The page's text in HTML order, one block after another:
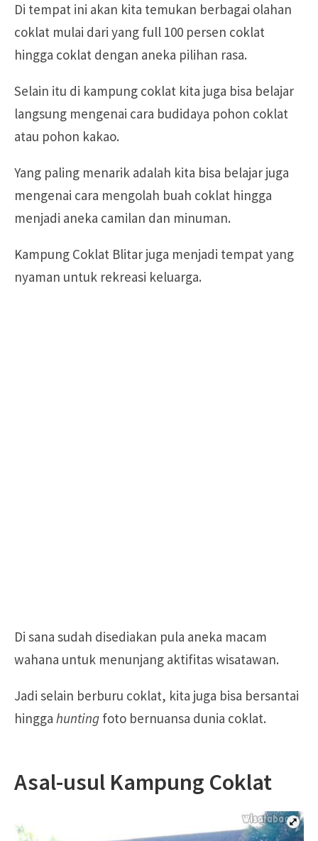
Di tempat ini akan kita temukan berbagai olahan
coklat mulai dari yang full 100 persen coklat
hingga coklat dengan aneka pilihan rasa.
Selain itu di kampung coklat kita juga bisa belajar
langsung mengenai cara budidaya pohon coklat
atau pohon kakao.
Yang paling menarik adalah kita bisa belajar juga
mengenai cara mengolah buah coklat hingga
menjadi aneka camilan dan minuman.
Kampung Coklat Blitar juga menjadi tempat yang
nyaman untuk rekreasi keluarga.
Di sana sudah disediakan pula aneka macam
wahana untuk menunjang aktifitas wisatawan.
Jadi selain berburu coklat, kita juga bisa bersantai
hingga hunting foto bernuansa dunia coklat.
Asal-usul Kampung Coklat